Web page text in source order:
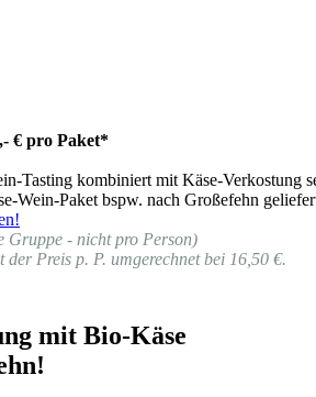
€ pro Paket*
Tasting kombiniert mit Käse-
Wein-Paket bspw. nach Großefehn
Gruppe - nicht pro Person)
Preis p. P. umgerechnet bei 16,50 €.
mit Bio-Käse